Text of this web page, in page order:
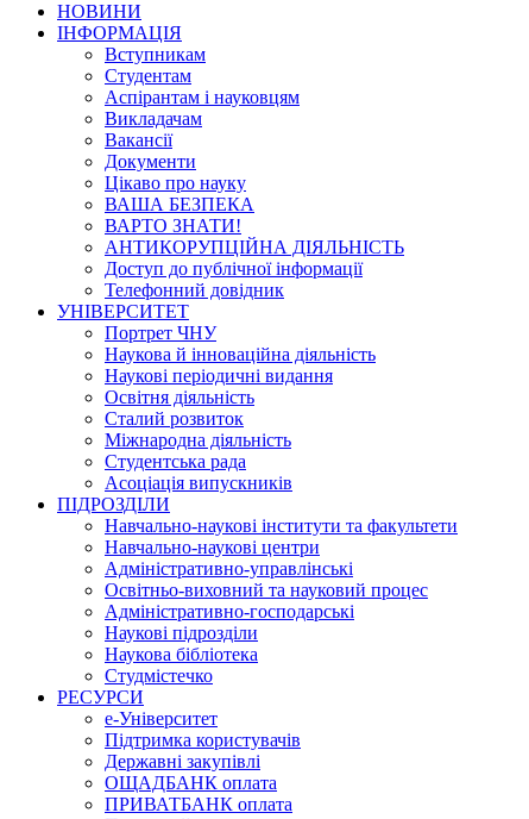
НОВИНИ
ІНФОРМАЦІЯ
Вступникам
Студентам
Аспірантам і науковцям
Викладачам
Вакансії
Документи
Цікаво про науку
ВАША БЕЗПЕКА
ВАРТО ЗНАТИ!
АНТИКОРУПЦІЙНА ДІЯЛЬНІСТЬ
Доступ до публічної інформації
Телефонний довідник
УНІВЕРСИТЕТ
Портрет ЧНУ
Наукова й інноваційна діяльність
Наукові періодичні видання
Освітня діяльність
Сталий розвиток
Міжнародна діяльність
Студентська рада
Асоціація випускників
ПІДРОЗДІЛИ
Навчально-наукові інститути та факультети
Навчально-наукові центри
Адміністративно-управлінські
Освітньо-виховний та науковий процес
Адміністративно-господарські
Наукові підрозділи
Наукова бібліотека
Студмістечко
РЕСУРСИ
е-Університет
Підтримка користувачів
Державні закупівлі
ОЩАДБАНК оплата
ПРИВАТБАНК оплата